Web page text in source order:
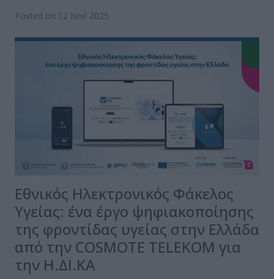
Posted on 12 Νοέ 2025
Εθνικός Ηλεκτρονικός Φάκελος
Υγείας: ένα έργο ψηφιακοποίησης
της φροντίδας υγείας στην Ελλάδα
από την COSMOTE TELEKOM για
την Η.ΔΙ.ΚΑ